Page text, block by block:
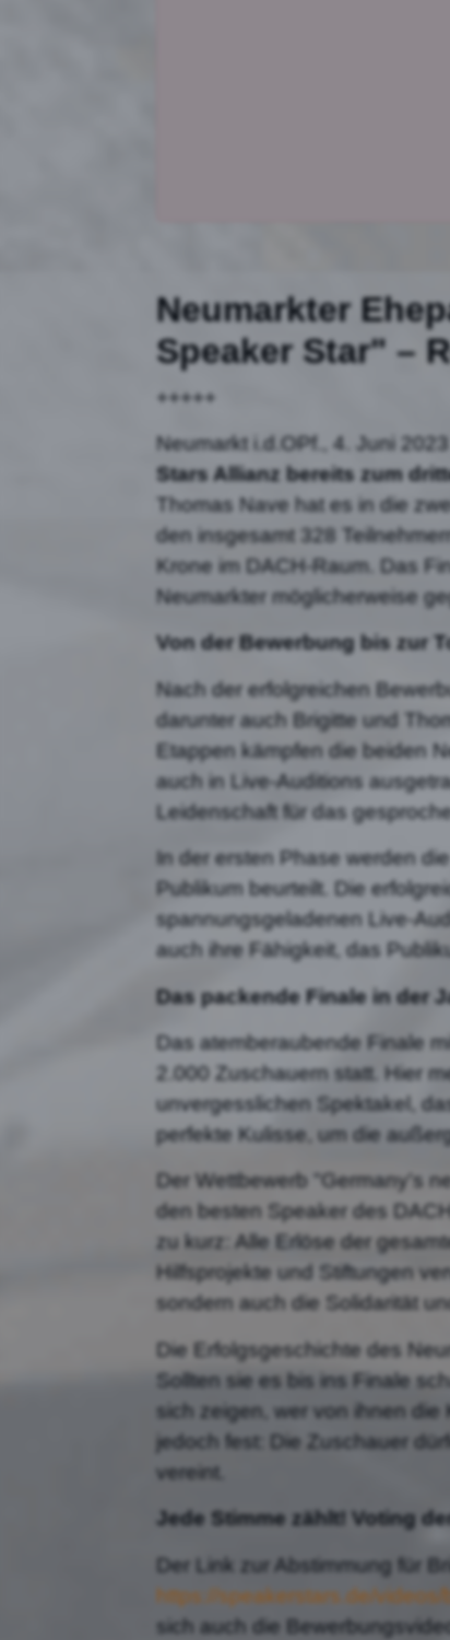
Neumarkter
Speaker Star" –
+++++
Neumarkt i.d.OPf., 4. Juni 2023
Stars Allianz bereits zum
Thomas Nave hat es in die
den insgesamt 328
Krone im DACH-Raum. Das
Neumarkter möglicherweise
Von der Bewerbung bis zur
Nach der erfolgreichen
darunter auch Brigitte und
Etappen kämpfen die beiden
auch in Live-Auditions
Leidenschaft für das
In der ersten Phase werden
Publikum beurteilt. Die
spannungsgeladenen Live-
auch ihre Fähigkeit, das
Das packende Finale in der
Das atemberaubende Finale
2.000 Zuschauern statt. Hier
unvergesslichen Spektakel,
perfekte Kulisse, um die
Der Wettbewerb "Germany's
den besten Speaker des
zu kurz: Alle Erlöse der
Hilfsprojekte und Stiftungen
sondern auch die Solidarität
Die Erfolgsgeschichte des
Sollten sie es bis ins Finale
sich zeigen, wer von ihnen
jedoch fest: Die Zuschauer
vereint.
Jede Stimme zählt! Voting
Der Link zur Abstimmung für
https://speakerstars.de/videos/
sich auch die